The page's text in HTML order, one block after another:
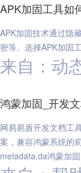
APK加固工具如
APK加固技术通过隐
密等。选择APK加固
来自：动
鸿蒙加固_开发
网易易盾开发文档工
案，兼容鸿蒙系统的
metadata.da鸿蒙加